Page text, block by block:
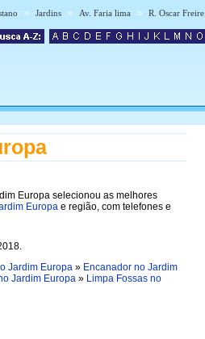
» Jardins » Av. Faria lima » R. Oscar Freire
Europa selecionou as melhores
Europa e região, com telefones e
Jardim Europa » Encanador no Jardim
Jardim Europa » Limpa Fossas no